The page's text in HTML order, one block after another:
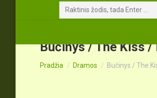
Search:
Bučinys / The Kiss
You are here:
Pradžia Dramos Bučinys / The